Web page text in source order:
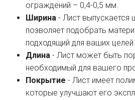
ограждений – 0,4-0,5 мм.
Ширина - Лист выпускается
позволяет подобрать
подходящий для ваших целей.
Длина - Лист может быть
необходимый для вашего
Покрытие - Лист имеет
которые улучшают его